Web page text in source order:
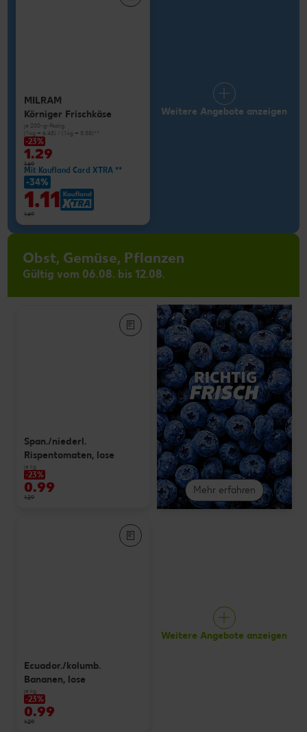
MILRAM
Körniger Frischkäse
je 200-g-Packg.
(1 kg = 6.45) / (1 kg = 5.55)**
-23%
1.29
1.69
Mit Kaufland Card XTRA **
-34%
1.11
1.69
Weitere Angebote anzeigen
Obst, Gemüse, Pflanzen
Gültig vom 06.08. bis 12.08.
Mehr erfahren
Span./niederl.
Rispentomaten, lose
je kg
-23%
0.99
1.29
Ecuador./kolumb.
Bananen, lose
je kg
-23%
0.99
1.29
Weitere Angebote anzeigen